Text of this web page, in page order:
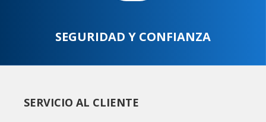
SEGURIDAD Y CONFIANZA
SERVICIO AL CLIENTE